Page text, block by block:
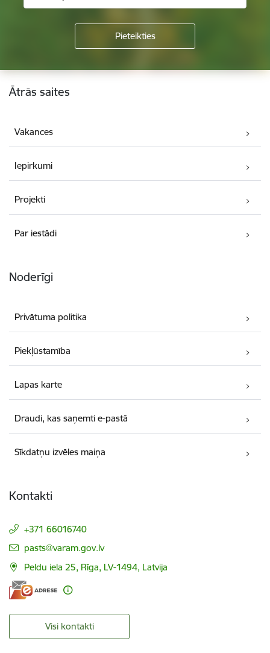
Kājene
Ātrās saites
Vakances
Iepirkumi
Projekti
Par iestādi
Noderīgi
Privātuma politika
Piekļūstamība
Lapas karte
Draudi, kas saņemti e-pastā
Sīkdatņu izvēles maiņa
Kontakti
+371 66016740
E-pasts:
pasts@varam.gov.lv
Peldu iela 25, Rīga, LV-1494, Latvija
Visi kontakti